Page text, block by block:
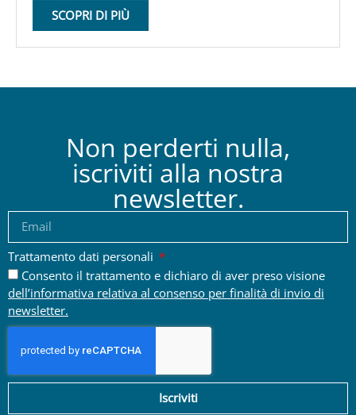
SCOPRI DI PIÙ
Non perderti nulla,
iscriviti alla nostra
newsletter.
Trattamento dati personali
Consento il trattamento e dichiaro di aver preso visione
dell’informativa relativa al consenso per finalità di invio di
newsletter.
Iscriviti